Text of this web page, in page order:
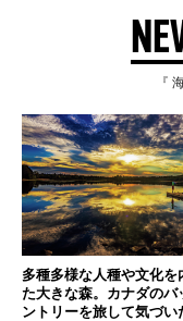
『
多種多様な人種や文化を
た大きな森。カナダのバ
ントリーを旅して気づい